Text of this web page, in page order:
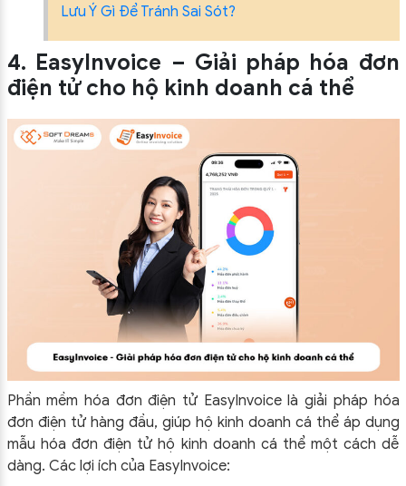
Lưu Ý Gì Để Tránh Sai Sót?
4. EasyInvoice – Giải pháp hóa đơn
điện tử cho hộ kinh doanh cá thể
Phần mềm hóa đơn điện tử EasyInvoice là giải pháp hóa
đơn điện tử hàng đầu, giúp hộ kinh doanh cá thể áp dụng
mẫu hóa đơn điện tử hộ kinh doanh cá thể một cách dễ
dàng. Các lợi ích của EasyInvoice: